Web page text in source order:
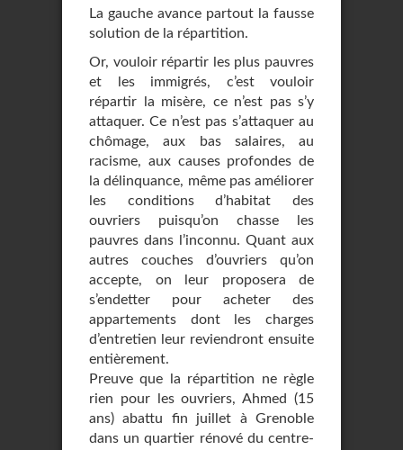
La gauche avance partout la fausse
solution de la répartition.
Or, vouloir répartir les plus pauvres
et les immigrés, c’est vouloir
répartir la misère, ce n’est pas s’y
attaquer. Ce n’est pas s’attaquer au
chômage, aux bas salaires, au
racisme, aux causes profondes de
la délinquance, même pas améliorer
les conditions d’habitat des
ouvriers puisqu’on chasse les
pauvres dans l’inconnu. Quant aux
autres couches d’ouvriers qu’on
accepte, on leur proposera de
s’endetter pour acheter des
appartements dont les charges
d’entretien leur reviendront ensuite
entièrement.
Preuve que la répartition ne règle
rien pour les ouvriers, Ahmed (15
ans) abattu fin juillet à Grenoble
dans un quartier rénové du centre-